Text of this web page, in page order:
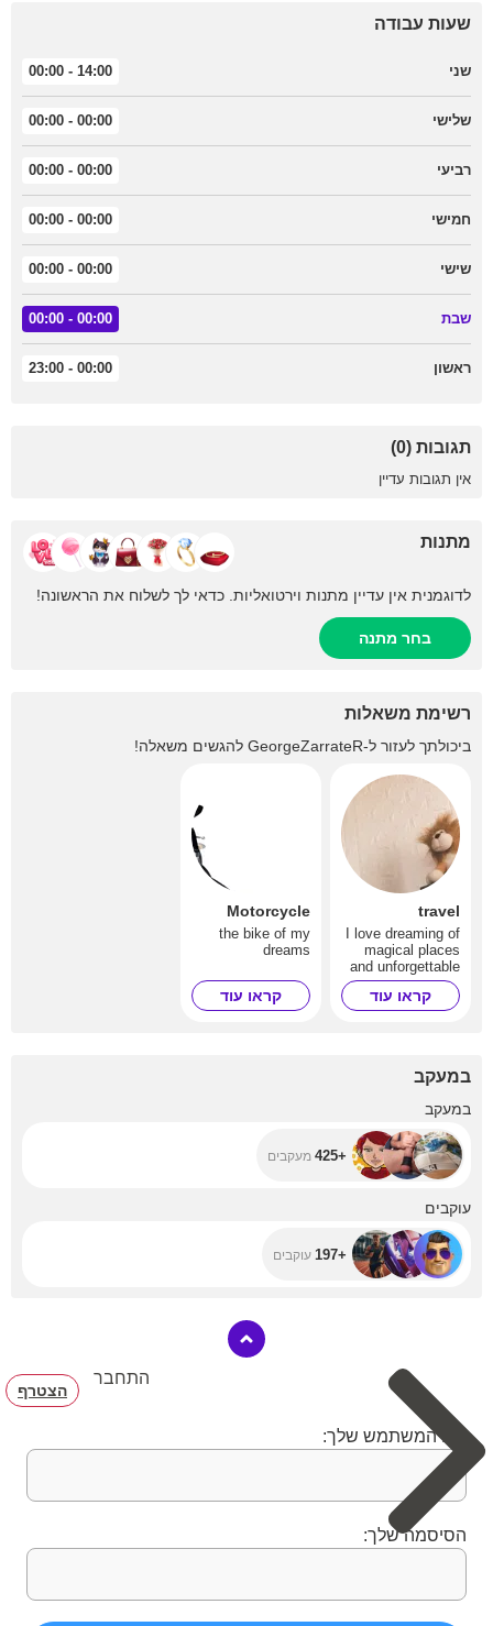
שעות עבודה
שני 14:00 - 00:00
שלישי 00:00 - 00:00
רביעי 00:00 - 00:00
חמישי 00:00 - 00:00
שישי 00:00 - 00:00
שבת 00:00 - 00:00
ראשון 00:00 - 23:00
תגובות (0)
אין תגובות עדיין
מתנות
לדוגמנית אין עדיין מתנות וירטואליות. כדאי לך לשלוח את הראשונה!
בחר מתנה
רשימת משאלות
ביכולתך לעזור ל-GeorgeZarrateR להגשים משאלה!
travel
I love dreaming of
magical places
and unforgettable
getaways…
Imagine seeing us
together under the
or kissing under
My bucket list is
full of adventures,
exotic
destinations, and
moments that
you dare to fulfill
one of my dreams
with me?
קראו עוד
Motorcycle
the bike of my
dreams
קראו עוד
במעקב
במעקב
+425 מעקבים
עוקבים
+197 עוקבים
התחבר
הצטרף
שם המשתמש שלך:
הסיסמה שלך: